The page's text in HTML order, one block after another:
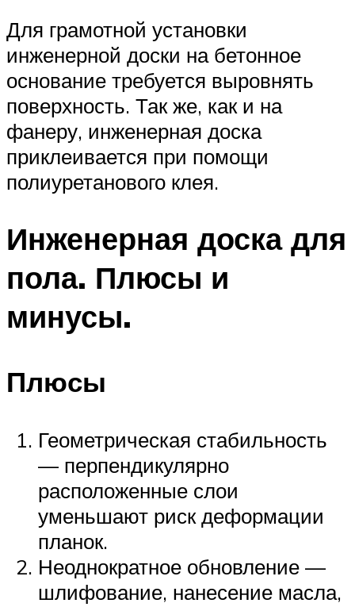
Для грамотной установки
инженерной доски на бетонное
основание требуется выровнять
поверхность. Так же, как и на
фанеру, инженерная доска
приклеивается при помощи
полиуретанового клея.
Инженерная доска для
пола. Плюсы и
минусы.
Плюсы
Геометрическая стабильность
— перпендикулярно
расположенные слои
уменьшают риск деформации
планок.
Неоднократное обновление —
шлифование, нанесение масла,